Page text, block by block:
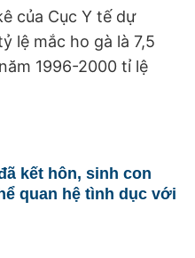
của Cục Y tế dự
lệ mắc ho gà là 7,5
1996-2000 tỉ lệ
kết hôn, sinh con
quan hệ tình dục với